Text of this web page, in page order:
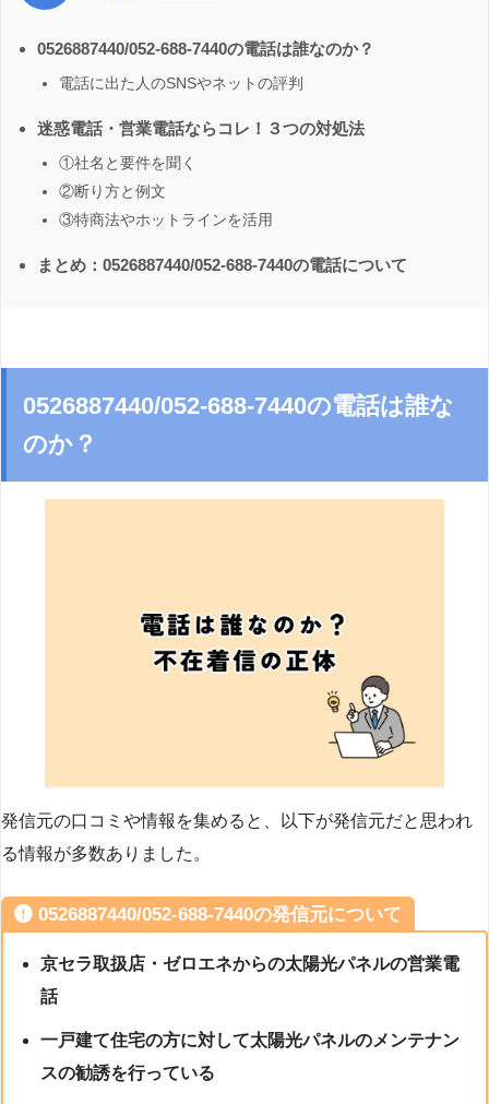
0526887440/052-688-7440の電話は誰なのか？
電話に出た人のSNSやネットの評判
迷惑電話・営業電話ならコレ！３つの対処法
①社名と要件を聞く
②断り方と例文
③特商法やホットラインを活用
まとめ：0526887440/052-688-7440の電話について
0526887440/052-688-7440の電話は誰な
のか？
発信元の口コミや情報を集めると、以下が発信元だと思われ
る情報が多数ありました。
0526887440/052-688-7440の発信元について
京セラ取扱店・ゼロエネからの太陽光パネルの営業電
話
一戸建て住宅の方に対して太陽光パネルのメンテナン
スの勧誘を行っている